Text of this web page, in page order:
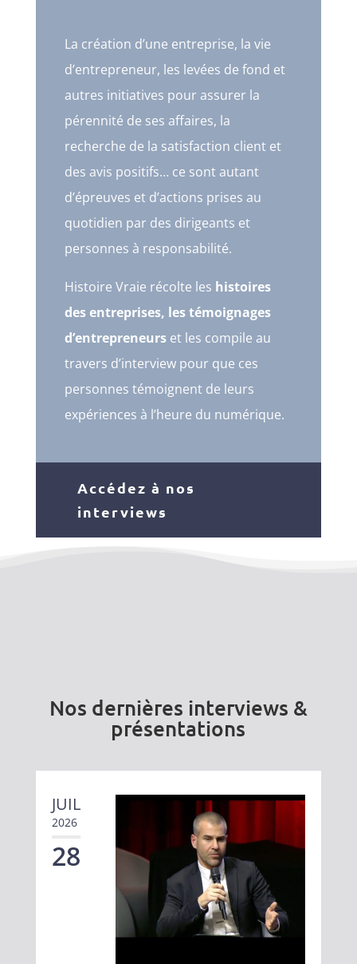
La création d’une entreprise, la vie
d’entrepreneur, les levées de fond et
autres initiatives pour assurer la
pérennité de ses affaires, la
recherche de la satisfaction client et
des avis positifs… ce sont autant
d’épreuves et d’actions prises au
quotidien par des dirigeants et
personnes à responsabilité.
Histoire Vraie récolte les histoires
des entreprises, les témoignages
d’entrepreneurset les compile au
travers d’interview pour que ces
personnes témoignent de leurs
expériences à l’heure du numérique.
Accédez à nos
interviews
Nos dernières interviews &
présentations
JUIL
2026
28